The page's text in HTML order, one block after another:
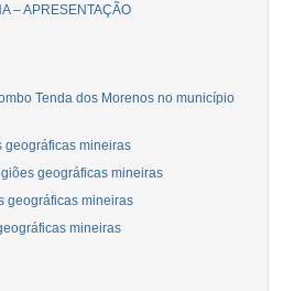
– APRESENTAÇÃO
Tenda dos Morenos no município
geográficas mineiras
geográficas mineiras
geográficas mineiras
mineiras